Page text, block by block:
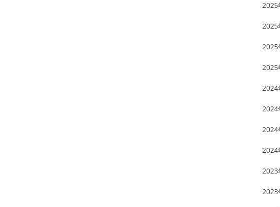
2025
2025
2025
2025
2024
2024
2024
2024
2023
2023